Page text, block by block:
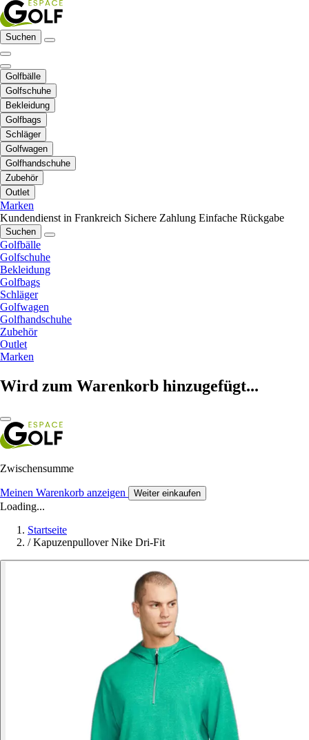
Suchen
Golfbälle
Golfschuhe
Bekleidung
Golfbags
Schläger
Golfwagen
Golfhandschuhe
Zubehör
Outlet
Marken
Kundendienst in Frankreich Sichere Zahlung Einfache Rückgabe
Suchen
Golfbälle
Golfschuhe
Bekleidung
Golfbags
Schläger
Golfwagen
Golfhandschuhe
Zubehör
Outlet
Marken
Wird zum Warenkorb hinzugefügt...
Zwischensumme
Meinen Warenkorb anzeigen Weiter einkaufen
Loading...
Startseite
/ Kapuzenpullover Nike Dri-Fit